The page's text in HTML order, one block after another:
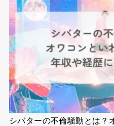
シバターの不倫騒動とは？